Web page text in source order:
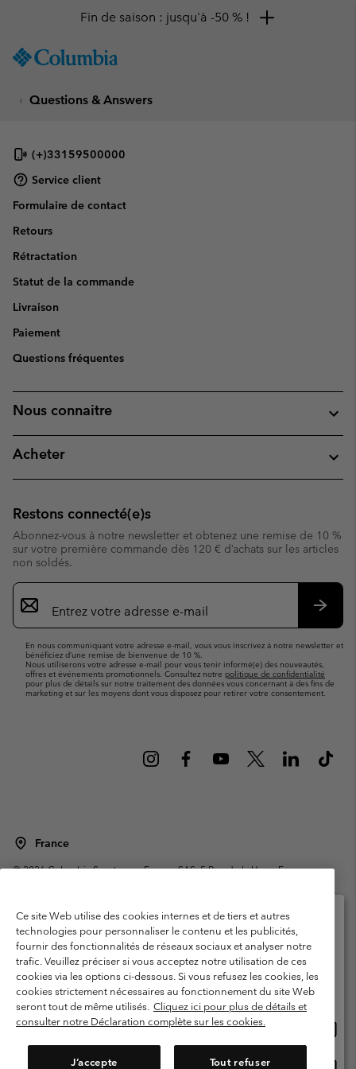
TO
SKIP
NAV
SKIP
SEARCH
Fin de saison : jusqu'à -50 % !
Questions & Answers
(+)33159500000
Service client
Formulaire de contact
Retours
Rétractation
Statut de la commande
Livraison
Paiement
Questions fréquentes
Nous connaitre
Acheter
Restons connecté(e)s
Abonnez-vous à notre newsletter et obtenez une remise de 10 %
sur votre première commande dès 120 € d’achats sur les articles
non soldés.
Inscription
par
e-
En nous communiquant votre adresse e-mail, vous vous inscrivez à notre newsletter et
bénéficiez d’une remise de bienvenue de 10 %.
Nous utiliserons votre adresse e-mail pour vous tenir informé(e) des nouveautés,
offres et événements promotionnels. Consultez notre politique de confidentialité
pour plus de détails sur notre traitement des données vous concernant à des fins de
marketing et sur les moyens dont vous disposez pour retirer votre consentement.
France
©2026Columbia Sportswear Europe SAS. 5 Rue de la Haye, Espace
Garanties Légales
Politique de confidentialité
Conditions d'utilisation - Membres
Conditions D'utilisation - Contenu généré par l'utilisateur
Impressum
Cookies
Public CBCR
Ce site Web utilise des cookies internes et de tiers et autres
technologies pour personnaliser le contenu et les publicités,
fournir des fonctionnalités de réseaux sociaux et analyser notre
trafic. Veuillez préciser si vous acceptez notre utilisation de ces
cookies via les options ci-dessous. Si vous refusez les cookies, les
cookies strictement nécessaires au fonctionnement du site Web
seront tout de même utilisés. Cliquez ici pour plus de détails et
consulter notre Déclaration complète sur les cookies.
J’accepte Tout refuser
Veuillez sélectionner votre pays d’expédition et
votre langue
Achats en ligne disponibles
United States
ligne
France